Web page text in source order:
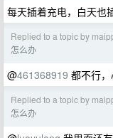
每天插着充电，白天也
Replied to a topic by
怎么办
@461368919 都不行
Replied to a topic by
怎么办